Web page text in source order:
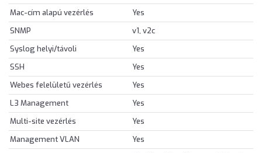
Mac-cím alapú vezérlés
Yes
SNMP
v1, v2c
Syslog helyi/távoli
Yes
SSH
Yes
Webes felelületű vezérlés
Yes
L3 Management
Yes
Multi-site vezérlés
Yes
Management VLAN
Yes